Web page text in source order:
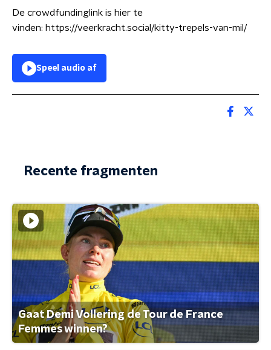
De crowdfundinglink is hier te
vinden: https://veerkracht.social/kitty-trepels-van-mil/
Speel audio af
Recente fragmenten
Gaat Demi Vollering de Tour de France
Femmes winnen?